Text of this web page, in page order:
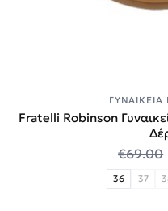
Fratelli Robinson
€69.00
36 37